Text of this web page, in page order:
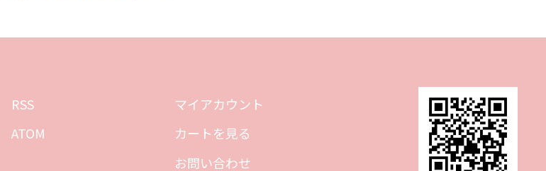
RSS
ATOM
マイアカウント
カートを見る
お問い合わせ